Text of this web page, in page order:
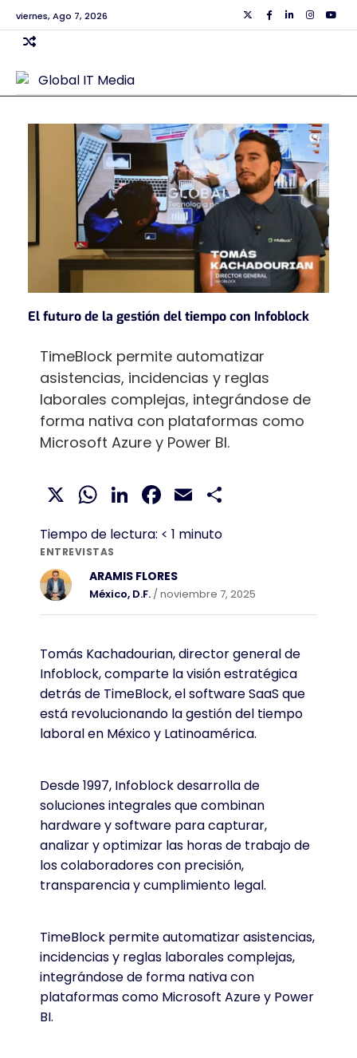
Skip
to
content
viernes, Ago 7, 2026 TwiiterFacebook
Linkedin
El futuro de la gestión del tiempo con Infoblock
X WhatsApp
LinkedIn
Facebook
Email
Tiempo de lectura: < 1 minuto
ENTREVISTAS
TimeBlock permite automatizar
asistencias, incidencias y reglas
laborales complejas, integrándose de
forma nativa con plataformas como
Microsoft Azure y Power BI.
ARAMIS FLORES
México, D.F. / noviembre 7, 2025
Tomás Kachadourian, director general de
Infoblock, comparte la visión estratégica
detrás de TimeBlock, el software SaaS que
está revolucionando la gestión del tiempo
laboral en México y Latinoamérica.
Desde 1997, Infoblock desarrolla de
soluciones integrales que combinan
hardware y software para capturar,
analizar y optimizar las horas de trabajo de
los colaboradores con precisión,
transparencia y cumplimiento legal.
TimeBlock permite automatizar asistencias,
incidencias y reglas laborales complejas,
integrándose de forma nativa con
plataformas como Microsoft Azure y Power
BI.